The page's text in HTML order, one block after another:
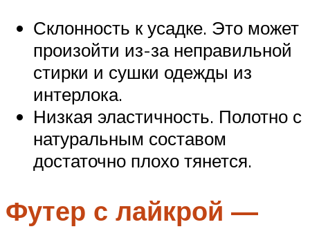
Склонность к усадке. Это может
произойти из-за неправильной
стирки и сушки одежды из
интерлока.
Низкая эластичность. Полотно с
натуральным составом
достаточно плохо тянется.
Футер с лайкрой —